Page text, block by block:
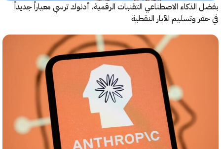
الاصطناعي التقنيات الرقمية، أدنوك ترسي معياراً جديداً
وتسليم الآبار النقطية